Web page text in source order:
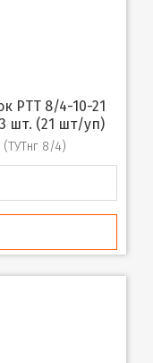
шт. (21 шт/уп)
(ТУТнг 8/4)